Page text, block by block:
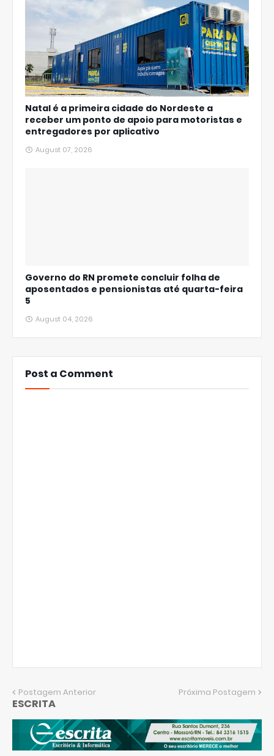
Natal é a primeira cidade do Nordeste a
receber um ponto de apoio para motoristas e
entregadores por aplicativo
August 07, 2026
Governo do RN promete concluir folha de
aposentados e pensionistas até quarta-feira
5
August 04, 2026
Post a Comment
Postagem Anterior Próxima Postagem
ESCRITA